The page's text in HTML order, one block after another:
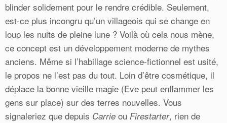
blinder solidement pour le rendre crédible. Seulement,
est-ce plus incongru qu’un villageois qui se change en
loup les nuits de pleine lune ? Voilà où cela nous mène,
ce concept est un développement moderne de mythes
anciens. Même si l’habillage science-fictionnel est usité,
le propos ne l’est pas du tout. Loin d’être cosmétique, il
déplace la bonne vieille magie (Eve peut enflammer les
gens sur place) sur des terres nouvelles. Vous
signaleriez que depuis Carrie ou Firestarter, rien de